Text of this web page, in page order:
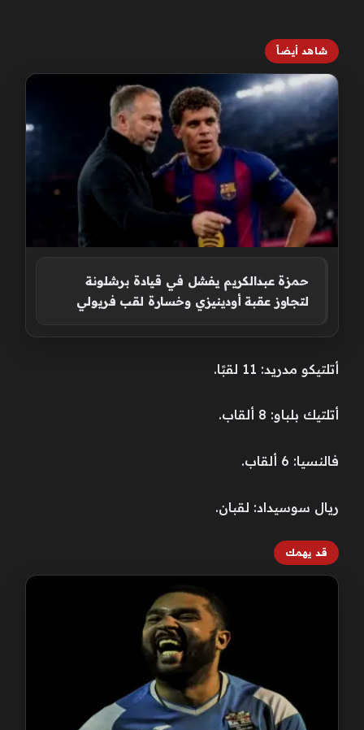
شاهد أيضاً
حمزة عبدالكريم يفشل في قيادة برشلونة
لتجاوز عقبة أودينيزي وخسارة لقب فريولي
أتلتيكو مدريد: 11 لقبًا.
أتلتيك بلباو: 8 ألقاب.
فالنسيا: 6 ألقاب.
ريال سوسيداد: لقبان.
قد يهمك